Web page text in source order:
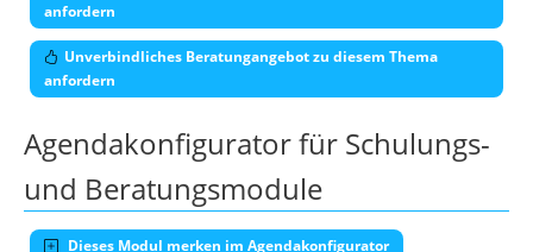
anfordern
Unverbindliches Beratungangebot zu diesem Thema
anfordern
Agendakonfigurator für Schulungs-
und Beratungsmodule
Dieses Modul merken im Agendakonfigurator